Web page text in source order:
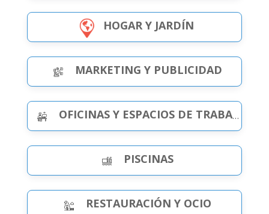
HOGAR Y JARDÍN
MARKETING Y PUBLICIDAD
OFICINAS Y ESPACIOS DE TRABAJO
PISCINAS
RESTAURACIÓN Y OCIO